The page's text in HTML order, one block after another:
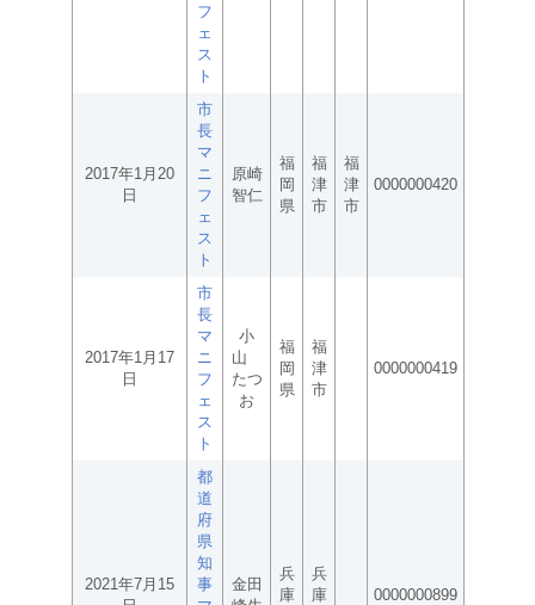
フ
ェ
ス
ト
2017年1月20
日
市
長
マ
ニ
フ
ェ
ス
ト
原崎
智仁
福
岡
県
福
津
市
福
津
市
0000000420
2017年1月17
日
市
長
マ
ニ
フ
ェ
ス
ト
小
山
たつ
お
福
岡
県
福
津
市
0000000419
2021年7月15
都
道
府
県
知
事
金田
兵
庫
兵
庫
0000000899